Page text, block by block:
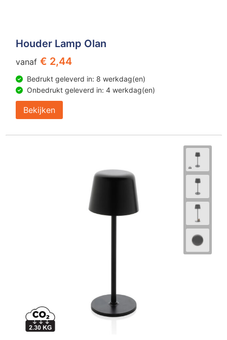
Houder Lamp Olan
vanaf € 2,44
Bedrukt geleverd in: 8 werkdag(en)
Onbedrukt geleverd in: 4 werkdag(en)
Bekijken